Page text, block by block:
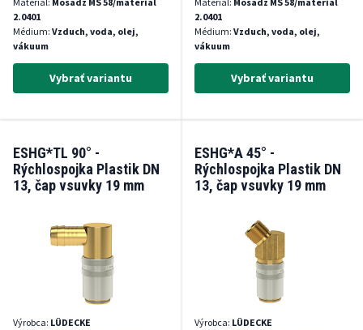
2.0401
Médium: Vzduch, voda, olej,
vákuum
Vybrať variantu
2.0401
Médium: Vzduch, voda, olej,
vákuum
Vybrať variantu
ESHG*TL 90° -
Rýchlospojka Plastik DN
13, čap vsuvky 19 mm
Výrobca: LÜDECKE
ESHG*A 45° -
Rýchlospojka Plastik DN
13, čap vsuvky 19 mm
Výrobca: LÜDECKE